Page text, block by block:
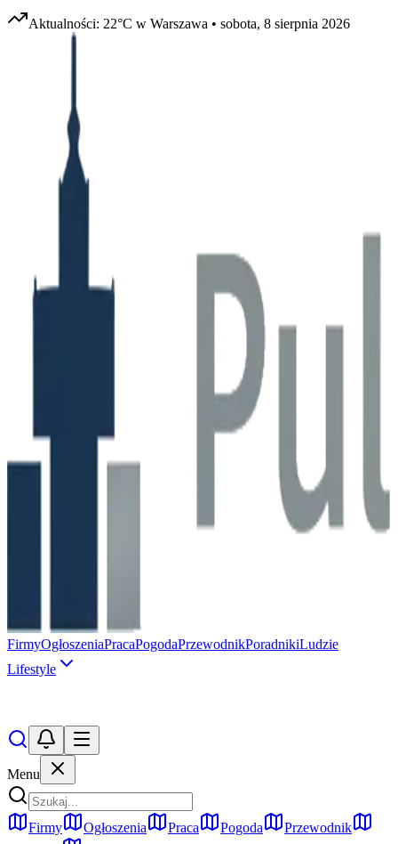
Aktualności: 22°C w Warszawa • sobota, 8 sierpnia 2026
FirmyOgłoszeniaPracaPogodaPrzewodnikPoradnikiLudzie
Lifestyle
Menu
Firmy Ogłoszenia Praca Pogoda
Przewodnik